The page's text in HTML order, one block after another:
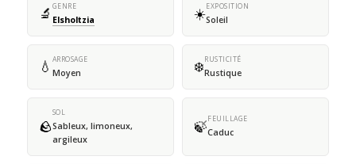
🔬 GENRE
Elsholtzia ☀️EXPOSITION
Soleil
💧 ARROSAGE
Moyen ❄️RUSTICITÉ
Rustique
🪨
SOL
Sableux, limoneux,
argileux
🍃FEUILLAGE
Caduc